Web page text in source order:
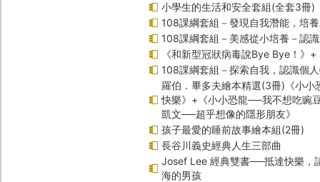
小學生的生活和安全套組(全套3冊)
108課綱套組－發現自我潛能，培
108課綱套組－美感從小培養－認
《和新型冠狀病毒說Bye Bye！》
108課綱套組－探索自我，認識個
羅伯．畢多夫繪本精選(3冊)《小
快樂》+《小小恐龍──我不想吃豌
凱文──超乎想像的隱形朋友》
孩子最愛的睡前故事繪本組(2冊)
長谷川義史經典人生三部曲
Josef Lee 經典雙書──抵達快樂，
海的男孩